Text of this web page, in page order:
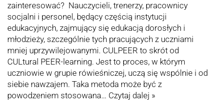
zainteresować? Nauczycieli, trenerzy, pracownicy
socjalni i personel, będący częścią instytucji
edukacyjnych, zajmujący się edukacją dorosłych i
młodzieży, szczególnie tych pracujących z uczniami
mniej uprzywilejowanymi. CULPEER to skrót od
CULtural PEER-learning. Jest to proces, w którym
uczniowie w grupie rówieśniczej, uczą się wspólnie i od
siebie nawzajem. Taka metoda może być z
powodzeniem stosowana… Czytaj dalej »